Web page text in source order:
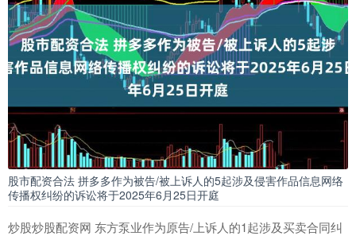
股市配资合法 拼多多作为被告/被上诉人的5起涉及侵害作品信息网络
传播权纠纷的诉讼将于2025年6月25日开庭
炒股炒股配资网 东方泵业作为原告/上诉人的1起涉及买卖合同纠